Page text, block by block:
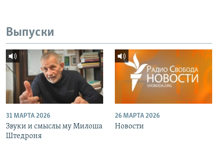
Выпуски
31 МАРТА 2026
Звуки и смыслы му Милоша
Штедроня
26 МАРТА 2026
Новости